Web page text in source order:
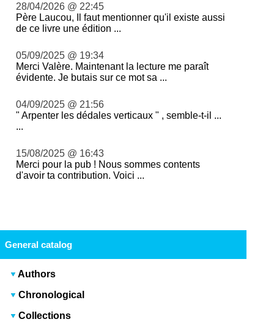
28/04/2026 @ 22:45
Père Laucou, Il faut mentionner qu'il existe aussi
de ce livre une édition ...
05/09/2025 @ 19:34
Merci Valère. Maintenant la lecture me paraît
évidente. Je butais sur ce mot sa ...
04/09/2025 @ 21:56
" Arpenter les dédales verticaux " , semble-t-il ...
...
15/08/2025 @ 16:43
Merci pour la pub ! Nous sommes contents
d'avoir ta contribution. Voici ...
General catalog
Authors
Chronological
Collections